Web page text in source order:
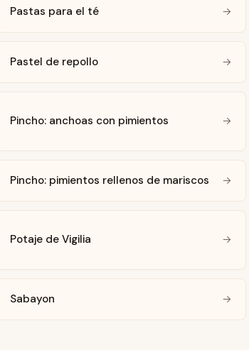
Pastas para el té →
Pastel de repollo →
Pincho: anchoas con pimientos →
Pincho: pimientos rellenos de mariscos →
Potaje de Vigilia →
Sabayon →